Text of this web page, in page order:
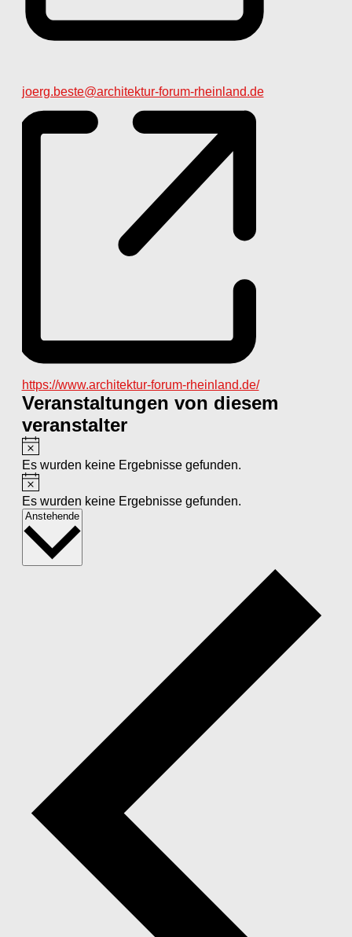
Email
joerg.beste@architektur-forum-rheinland.de
Webseite
https://www.architektur-forum-rheinland.de/
Veranstaltungen von diesem
veranstalter
Hinweis
Es wurden keine Ergebnisse gefunden.
Hinweis
Es wurden keine Ergebnisse gefunden.
Anstehende Datum